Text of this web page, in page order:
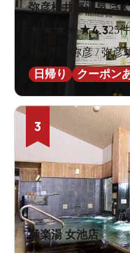
弥彦桜井郷温泉 さ
★★4.325
新潟県 / 弥彦 / 弥彦
日帰り
クーポン
3
極楽湯 女池店